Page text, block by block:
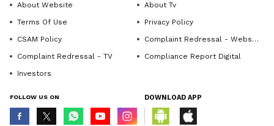
About Website
About Tv
Terms Of Use
Privacy Policy
CSAM Policy
Complaint Redressal - Website
Complaint Redressal - TV
Compliance Report Digital
Investors
FOLLOW US ON DOWNLOAD APP